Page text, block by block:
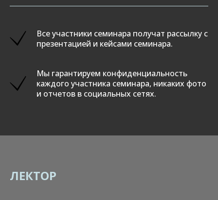
Все участники семинара получат рассылку с
презентацией и кейсами семинара.
Мы гарантируем конфиденциальность
каждого участника семинара, никаких фото
и отчетов в социальных сетях.
ЛЕКТОР